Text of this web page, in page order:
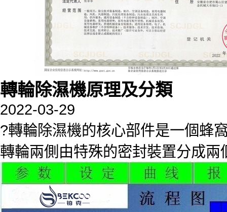
轉輪除濕機原理及分類
2022-03-29
?轉輪除濕機的核心部件是一個蜂
轉輪兩側由特殊的密封裝置分成